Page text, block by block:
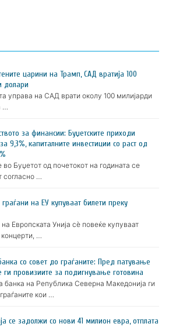
царини на Трамп, САД вратија 100
долари
управа на САД врати околу 100 милијарди
…
за финансии: Буџетските приходи
9,3%, капиталните инвестиции со раст од
во Буџетот од почетокот на годината се
согласно …
на ЕУ купуваат билети преку
на Европската Унија сè повеќе купуваат
…
со совет до граѓаните: Пред патување
ги провизиите за подигнување готовина
банка на Република Северна Македонија ги
кои …
се задолжи со нови 41 милион евра, отплата